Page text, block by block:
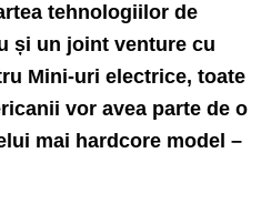
tehnologiilor de
și un joint venture cu
Mini-uri electrice, toate
vor avea parte de o
mai hardcore model –